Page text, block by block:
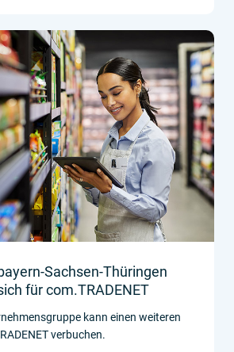
Sachsen-Thüringen
für com.TRADENET
kann einen weiteren
verbuchen.